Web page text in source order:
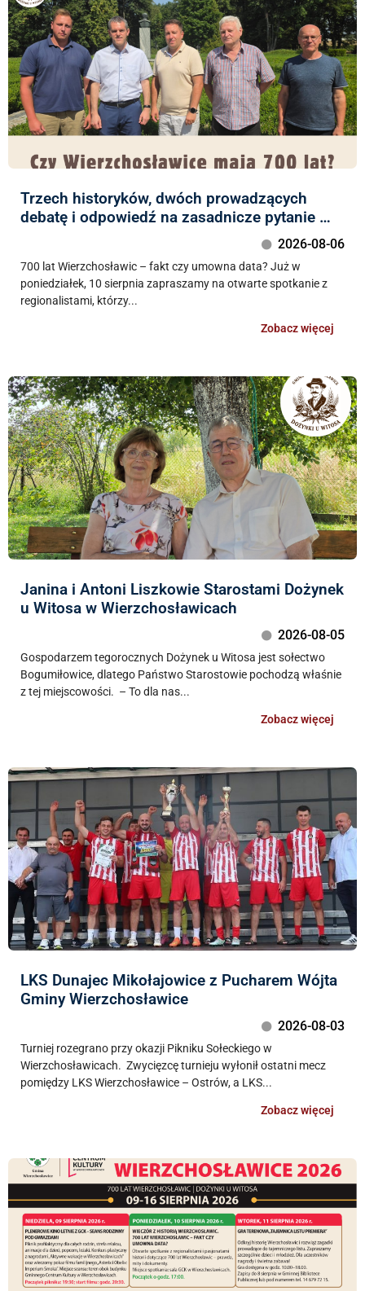
Trzech historyków, dwóch prowadzących
debatę i odpowiedź na zasadnicze pytanie …
2026-08-06
700 lat Wierzchosławic – fakt czy umowna data? Już w
poniedziałek, 10 sierpnia zapraszamy na otwarte spotkanie z
regionalistami, którzy...
Zobacz więcej
Janina i Antoni Liszkowie Starostami Dożynek
u Witosa w Wierzchosławicach
2026-08-05
Gospodarzem tegorocznych Dożynek u Witosa jest sołectwo
Bogumiłowice, dlatego Państwo Starostowie pochodzą właśnie
z tej miejscowości. – To dla nas...
Zobacz więcej
LKS Dunajec Mikołajowice z Pucharem Wójta
Gminy Wierzchosławice
2026-08-03
Turniej rozegrano przy okazji Pikniku Sołeckiego w
Wierzchosławicach. Zwycięzcę turnieju wyłonił ostatni mecz
pomiędzy LKS Wierzchosławice – Ostrów, a LKS...
Zobacz więcej